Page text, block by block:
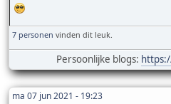
7 personen vinden dit leuk.
Persoonlijke blogs:
ma 07 jun 2021 - 19:23